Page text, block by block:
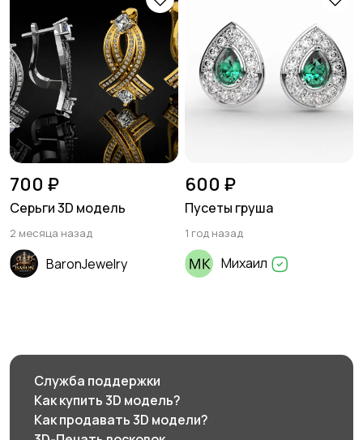
700 ₽
Серьги 3D модель
2 месяца назад
BaronJewelry
600 ₽
Пусеты груша
1 год назад
Михаил
Служба поддержки
Как купить 3D модель?
Как продавать 3D модели?